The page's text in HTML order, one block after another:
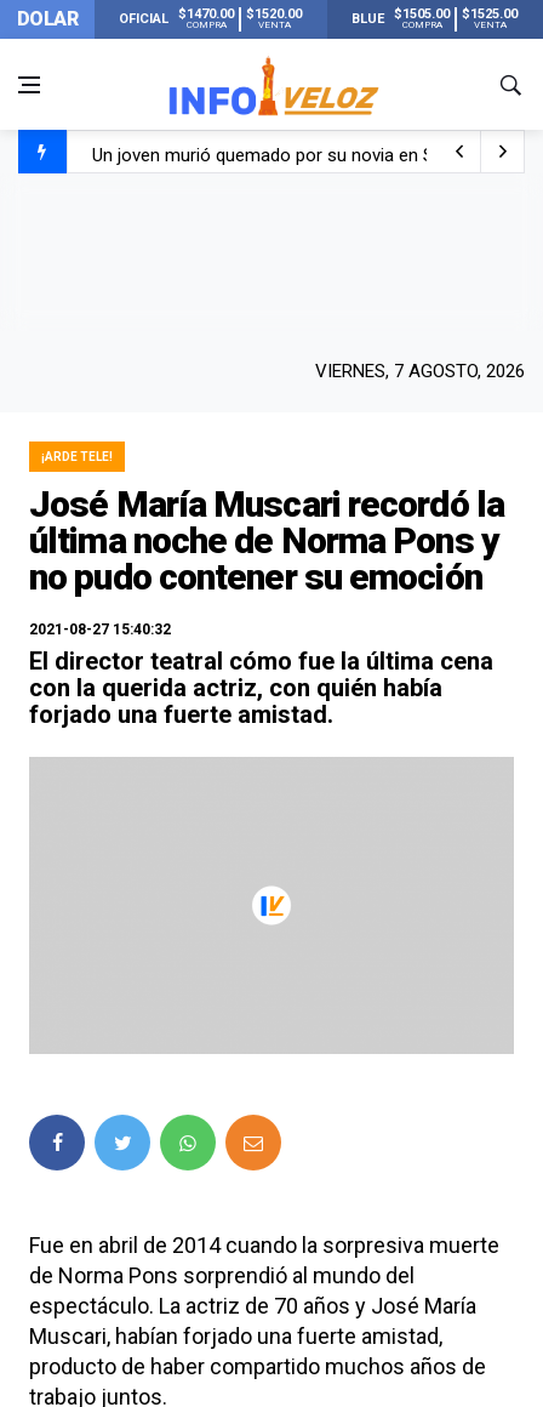
DOLAR OFICIAL $1470.00
COMPRA
$1520.00
VENTA BLUE $1505.00
COMPRA
$1525.00
VENTA
Un joven murió quemado por su novia en San Luis:
VIERNES, 7 AGOSTO, 2026
¡ARDE TELE!
José María Muscari recordó la
última noche de Norma Pons y
no pudo contener su emoción
2021-08-27 15:40:32
El director teatral cómo fue la última cena
con la querida actriz, con quién había
forjado una fuerte amistad.
Fue en abril de 2014 cuando la sorpresiva muerte
de Norma Pons sorprendió al mundo del
espectáculo. La actriz de 70 años y José María
Muscari, habían forjado una fuerte amistad,
producto de haber compartido muchos años de
trabajo juntos.